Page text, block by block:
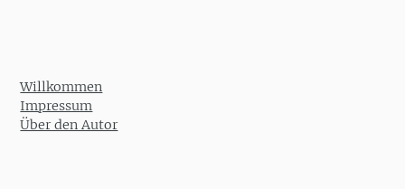
Willkommen
Impressum
Über den Autor